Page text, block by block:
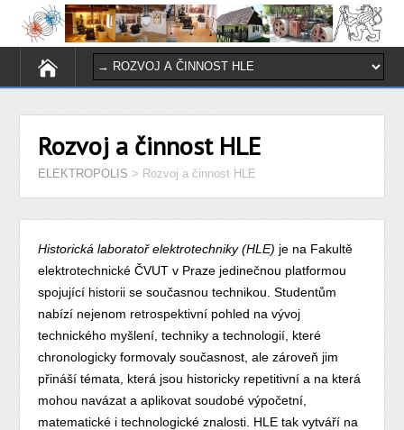
Rozvoj a činnost HLE
ELEKTROPOLIS > Rozvoj a činnost HLE
Historická laboratoř elektrotechniky (HLE) je na Fakultě
elektrotechnické ČVUT v Praze jedinečnou platformou
spojující historii se současnou technikou. Studentům
nabízí nejenom retrospektivní pohled na vývoj
technického myšlení, techniky a technologií, které
chronologicky formovaly současnost, ale zároveň jim
přináší témata, která jsou historicky repetitivní a na která
mohou navázat a aplikovat soudobé výpočetní,
matematické i technologické znalosti. HLE tak vytváří na